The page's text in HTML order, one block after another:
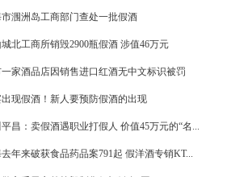
涠洲岛工商部门查处一批假酒
北工商所销毁2900瓶假酒 涉值46万元
家酒品店因销售进口红酒无中文标识被罚
现假酒！新人要预防假酒的出现
平昌：卖假酒遇职业打假人 价值45万元的“名...
年来破获食品药品案791起 假洋酒专销KT...